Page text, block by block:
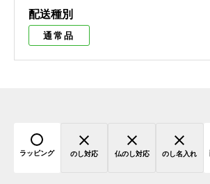
配送種別
通常品
ラッピング のし対応 仏のし対応 のし名入れ